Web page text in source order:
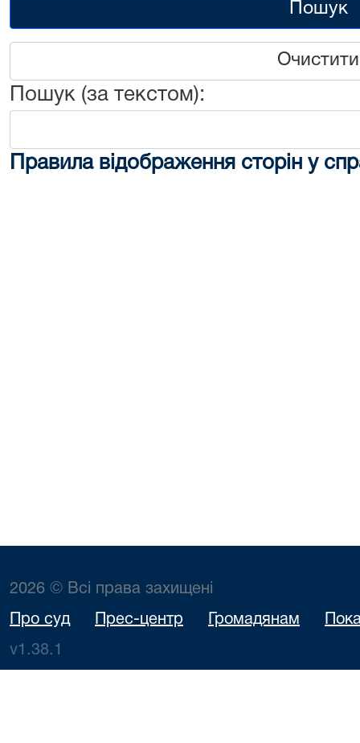
Пошук
Очистити
Пошук (за текстом):
Правила відображення сторін у
2026 © Всі права захищені
Про суд Прес-центр Громадянам
v1.38.1